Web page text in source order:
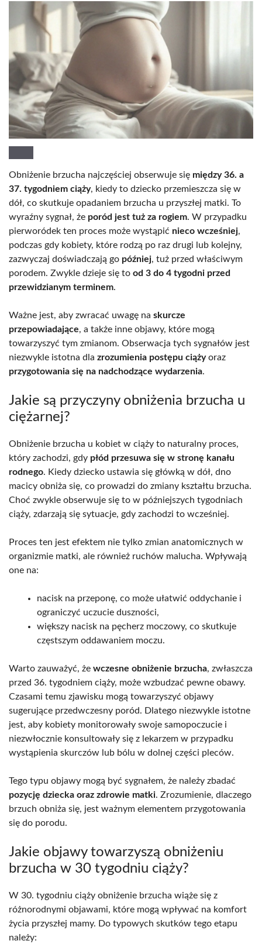
Obniżenie brzucha najczęściej obserwuje się między 36. a
37. tygodniem ciąży, kiedy to dziecko przemieszcza się w
dół, co skutkuje opadaniem brzucha u przyszłej matki. To
wyraźny sygnał, że poród jest tuż za rogiem. W przypadku
pierworódek ten proces może wystąpić nieco wcześniej,
podczas gdy kobiety, które rodzą po raz drugi lub kolejny,
zazwyczaj doświadczają go później, tuż przed właściwym
porodem. Zwykle dzieje się to od 3 do 4 tygodni przed
przewidzianym terminem.
Ważne jest, aby zwracać uwagę na skurcze
przepowiadające, a także inne objawy, które mogą
towarzyszyć tym zmianom. Obserwacja tych sygnałów jest
niezwykle istotna dla zrozumienia postępu ciążyoraz
przygotowania się na nadchodzące wydarzenia.
Jakie są przyczyny obniżenia brzucha u
ciężarnej?
Obniżenie brzucha u kobiet w ciąży to naturalny proces,
który zachodzi, gdy płód przesuwa się w stronę kanału
rodnego. Kiedy dziecko ustawia się główką w dół, dno
macicy obniża się, co prowadzi do zmiany kształtu brzucha.
Choć zwykle obserwuje się to w późniejszych tygodniach
ciąży, zdarzają się sytuacje, gdy zachodzi to wcześniej.
Proces ten jest efektem nie tylko zmian anatomicznych w
organizmie matki, ale również ruchów malucha. Wpływają
one na:
nacisk na przeponę, co może ułatwić oddychanie i
ograniczyć uczucie duszności,
większy nacisk na pęcherz moczowy, co skutkuje
częstszym oddawaniem moczu.
Warto zauważyć, że wczesne obniżenie brzucha, zwłaszcza
przed 36. tygodniem ciąży, może wzbudzać pewne obawy.
Czasami temu zjawisku mogą towarzyszyć objawy
sugerujące przedwczesny poród. Dlatego niezwykle istotne
jest, aby kobiety monitorowały swoje samopoczucie i
niezwłocznie konsultowały się z lekarzem w przypadku
wystąpienia skurczów lub bólu w dolnej części pleców.
Tego typu objawy mogą być sygnałem, że należy zbadać
pozycję dziecka oraz zdrowie matki. Zrozumienie, dlaczego
brzuch obniża się, jest ważnym elementem przygotowania
się do porodu.
Jakie objawy towarzyszą obniżeniu
brzucha w 30 tygodniu ciąży?
W 30. tygodniu ciąży obniżenie brzucha wiąże się z
różnorodnymi objawami, które mogą wpływać na komfort
życia przyszłej mamy. Do typowych skutków tego etapu
należy: